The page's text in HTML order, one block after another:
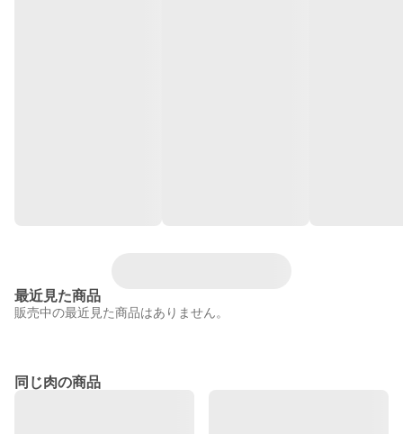
最近見た商品
販売中の最近見た商品はありません。
同じ肉の商品